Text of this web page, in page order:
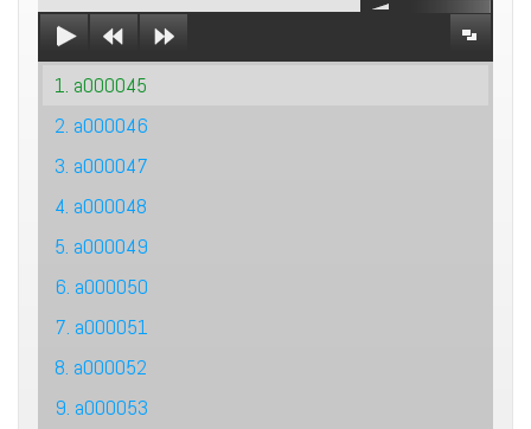
1. a000045
2. a000046
3. a000047
4. a000048
5. a000049
6. a000050
7. a000051
8. a000052
9. a000053